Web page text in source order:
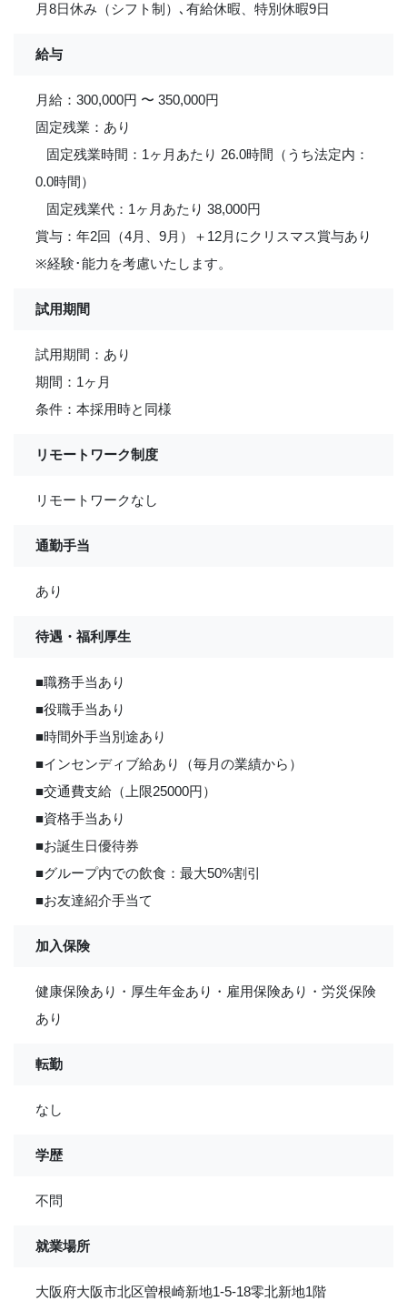
月8日休み（シフト制）､有給休暇、特別休暇9日
給与
月給：300,000円 〜 350,000円
固定残業：あり
固定残業時間：1ヶ月あたり 26.0時間（うち法定内：
0.0時間）
固定残業代：1ヶ月あたり 38,000円
賞与：年2回（4月、9月）＋12月にクリスマス賞与あり
※経験･能力を考慮いたします。
試用期間
試用期間：あり
期間：1ヶ月
条件：本採用時と同様
リモートワーク制度
リモートワークなし
通勤手当
あり
待遇・福利厚生
■職務手当あり
■役職手当あり
■時間外手当別途あり
■インセンディブ給あり（毎月の業績から）
■交通費支給（上限25000円）
■資格手当あり
■お誕生日優待券
■グループ内での飲食：最大50%割引
■お友達紹介手当て
加入保険
健康保険あり・厚生年金あり・雇用保険あり・労災保険
あり
転勤
なし
学歴
不問
就業場所
大阪府大阪市北区曽根崎新地1-5-18零北新地1階